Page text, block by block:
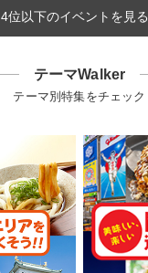
4位以下のイベントを見る
テーマWalker
テーマ別特集をチェック